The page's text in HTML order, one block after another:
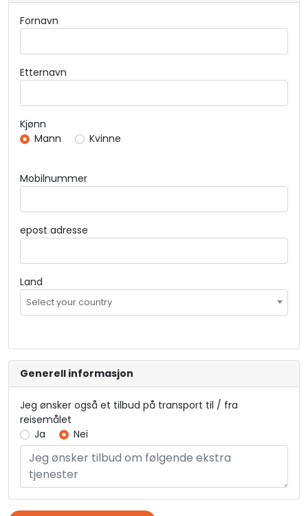
Fornavn
Etternavn
Kjønn
Mann
Kvinne
Mobilnummer
epost adresse
Land
Select your country
Generell informasjon
Jeg ønsker også et tilbud på transport til / fra
reisemålet
Ja
Nei